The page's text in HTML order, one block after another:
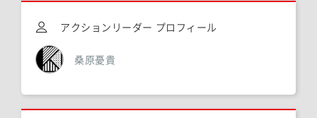
アクションリーダー プロフィール
桑原憂貴